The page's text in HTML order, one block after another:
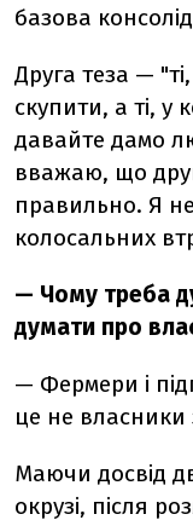
базова
Друга теза —
скупити, а ті, у
давайте дамо
вважаю, що
правильно. Я
колосальних
— Чому треба
думати про
— Фермери і
це не власники
Маючи досвід
окрузі, після